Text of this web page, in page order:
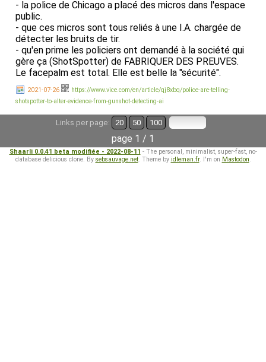
- la police de Chicago a placé des micros dans l'espace
public.
- que ces micros sont tous reliés à une I.A. chargée de
détecter les bruits de tir.
- qu'en prime les policiers ont demandé à la société qui
gère ça (ShotSpotter) de FABRIQUER DES PREUVES.
Le facepalm est total. Elle est belle la "sécurité".
2021-07-26
https://www.vice.com/en/article/qj8xbq/police-are-telling-
shotspotter-to-alter-evidence-from-gunshot-detecting-ai
Links per page: 20 50 100
page 1 / 1
Shaarli 0.0.41 beta modifiée - 2022-08-11 - The personal, minimalist, super-fast, no-
database delicious clone. By sebsauvage.net. Theme by idleman.fr. I'm on Mastodon.